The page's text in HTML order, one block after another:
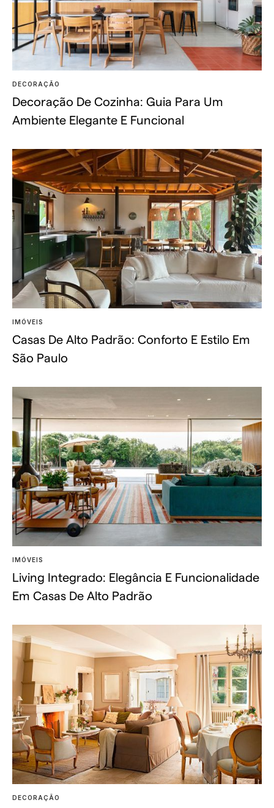
DECORAÇÃO
Decoração De Cozinha: Guia Para Um
Ambiente Elegante E Funcional
IMÓVEIS
Casas De Alto Padrão: Conforto E Estilo Em
São Paulo
IMÓVEIS
Living Integrado: Elegância E Funcionalidade
Em Casas De Alto Padrão
DECORAÇÃO